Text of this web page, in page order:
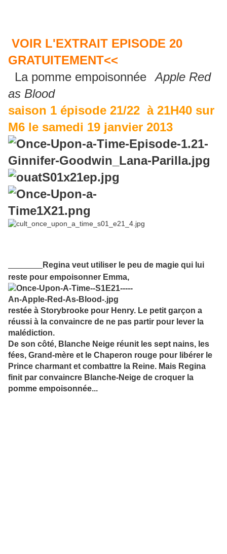
VOIR L'EXTRAIT EPISODE 20
GRATUITEMENT<<
La pomme empoisonnée "(Apple Red
as Blood)
saison 1 épisode 21/22 à 21H40 sur
M6 le samedi 19 janvier 2013
Regina veut utiliser le peu de magie qui lui
reste pour empoisonner Emma,
restée à Storybrooke pour Henry. Le petit garçon a
réussi à la convaincre de ne pas partir pour lever la
malédiction.
De son côté, Blanche Neige réunit les sept nains, les
fées, Grand-mère et le Chaperon rouge pour libérer le
Prince charmant et combattre la Reine. Mais Regina
finit par convaincre Blanche-Neige de croquer la
pomme empoisonnée...